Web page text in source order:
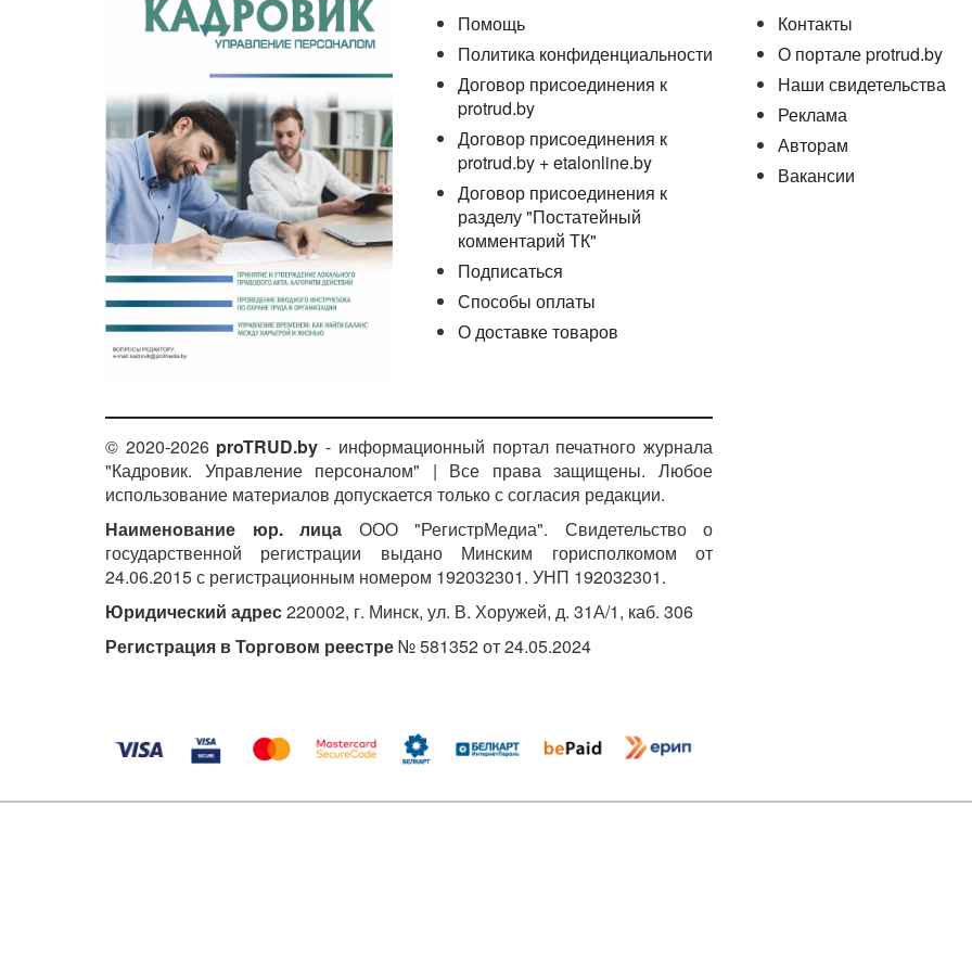
Помощь
Политика конфиденциальности
Договор присоединения к
protrud.by
Договор присоединения к
protrud.by + etalonline.by
Договор присоединения к
разделу "Постатейный
комментарий ТК"
Подписаться
Способы оплаты
О доставке товаров
Контакты
О портале protrud.by
Наши свидетельства
Реклама
Авторам
Вакансии
© 2020-2026 proTRUD.by - информационный портал печатного журнала
"Кадровик. Управление персоналом" | Все права защищены. Любое
использование материалов допускается только с согласия редакции.
Наименование юр. лица ООО "РегистрМедиа". Свидетельство о
государственной регистрации выдано Минским горисполкомом от
24.06.2015 с регистрационным номером 192032301. УНП 192032301.
Юридический адрес220002, г. Минск, ул. В. Хоружей, д. 31А/1, каб. 306
Регистрация в Торговом реестре№ 581352 от 24.05.2024